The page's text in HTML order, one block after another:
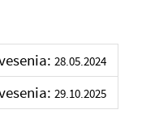
28.05.2024
29.10.2025